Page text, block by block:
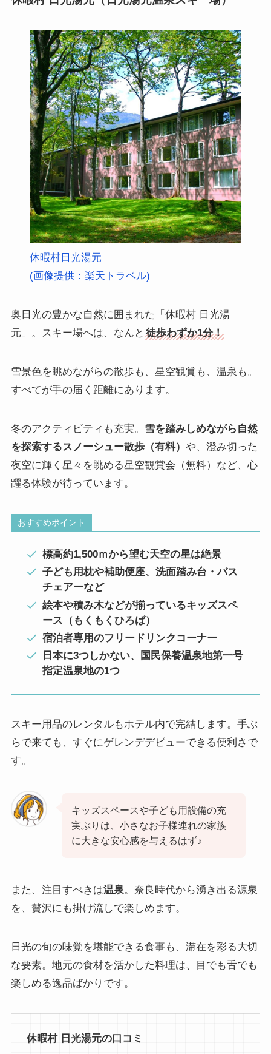
休暇村日光湯元
(画像提供：楽天トラベル)
奥日光の豊かな自然に囲まれた「休暇村 日光湯
元」。スキー場へは、なんと 徒歩わずか1分！
雪景色を眺めながらの散歩も、星空観賞も、温泉も。
すべてが手の届く距離にあります。
冬のアクティビティも充実。 雪を踏みしめながら自然
を探索するスノーシュー散歩（有料） や、澄み切った
夜空に輝く星々を眺める星空観賞会（無料）など、心
躍る体験が待っています。
おすすめポイント
標高約1,500ｍから望む天空の星は絶景
子ども用枕や補助便座、洗面踏み台・バス
チェアーなど
絵本や積み木などが揃っているキッズスペ
ース（もくもくひろば）
宿泊者専用のフリードリンクコーナー
日本に3つしかない、国民保養温泉地第一号
指定温泉地の1つ
スキー用品のレンタルもホテル内で完結します。手ぶ
らで来ても、すぐにゲレンデデビューできる便利さで
す。
キッズスペースや子ども用設備の充
実ぶりは、小さなお子様連れの家族
に大きな安心感を与えるはず♪
また、注目すべきは温泉。奈良時代から湧き出る源泉
を、贅沢にも掛け流しで楽しめます。
日光の旬の味覚を堪能できる食事も、滞在を彩る大切
な要素。地元の食材を活かした料理は、目でも舌でも
楽しめる逸品ばかりです。
休暇村 日光湯元の口コミ